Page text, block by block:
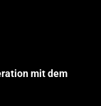
mit dem